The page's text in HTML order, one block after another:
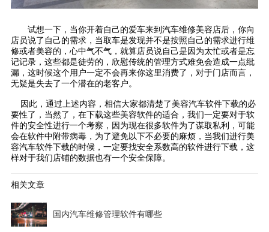
试想一下，当你开着自己的爱车来到汽车维修美容店后，你向
店员说了自己的需求，当取车是发现并不是按照自己的需求进行维
修或者美容的，心中气不气，就算店员说自己是因为太忙或者是忘
记记录，这些都是徒劳的，欣慰传统的管理方式难免会造成一点纰
漏，这时候这个用户一定不会再来你这里消费了，对于门店而言，
无疑是失去了一个潜在的老客户。
因此，通过上述内容，相信大家都清楚了美容汽车软件下载的必
要性了，当然了，在下载这些美容软件的适合，我们一定要对于软
件的安全性进行一个考察，因为现在很多软件为了谋取私利，可能
会在软件中附带病毒，为了避免以下不必要的麻烦，当我们进行美
容汽车软件下载的时候，一定要找安全系数高的软件进行下载，这
样对于我们店铺的数据也有一个安全保障。
相关文章
国内汽车维修管理软件有哪些